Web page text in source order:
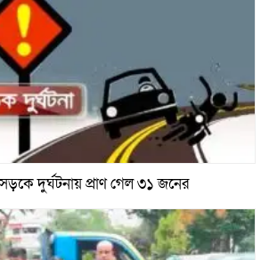
দুর্ঘটনায় প্রাণ গেল ৩১ জনের